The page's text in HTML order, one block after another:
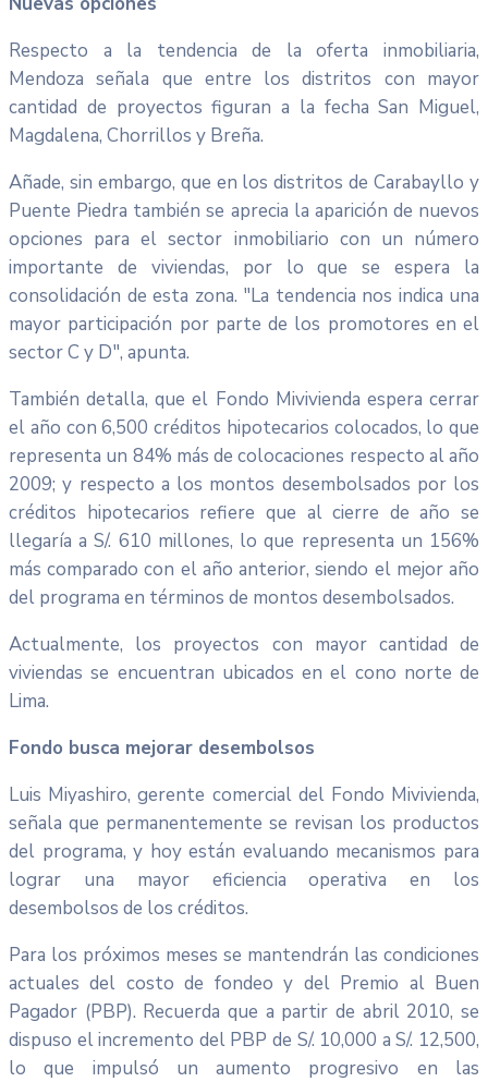
Respecto a la tendencia de la oferta inmobiliaria,
Mendoza señala que entre los distritos con mayor
cantidad de proyectos figuran a la fecha San Miguel,
Magdalena, Chorrillos y Breña.
Añade, sin embargo, que en los distritos de Carabayllo y
Puente Piedra también se aprecia la aparición de nuevos
opciones para el sector inmobiliario con un número
importante de viviendas, por lo que se espera la
consolidación de esta zona. "La tendencia nos indica una
mayor participación por parte de los promotores en el
sector C y D", apunta.
También detalla, que el Fondo Mivivienda espera cerrar
el año con 6,500 créditos hipotecarios colocados, lo que
representa un 84% más de colocaciones respecto al año
2009; y respecto a los montos desembolsados por los
créditos hipotecarios refiere que al cierre de año se
llegaría a S/. 610 millones, lo que representa un 156%
más comparado con el año anterior, siendo el mejor año
del programa en términos de montos desembolsados.
Actualmente, los proyectos con mayor cantidad de
viviendas se encuentran ubicados en el cono norte de
Lima.
Fondo busca mejorar desembolsos
Luis Miyashiro, gerente comercial del Fondo Mivivienda,
señala que permanentemente se revisan los productos
del programa, y hoy están evaluando mecanismos para
lograr una mayor eficiencia operativa en los
desembolsos de los créditos.
Para los próximos meses se mantendrán las condiciones
actuales del costo de fondeo y del Premio al Buen
Pagador (PBP). Recuerda que a partir de abril 2010, se
dispuso el incremento del PBP de S/. 10,000 a S/. 12,500,
lo que impulsó un aumento progresivo en las